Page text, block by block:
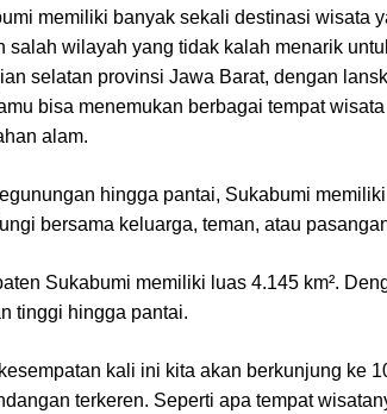
memiliki banyak sekali destinasi wisata
salah wilayah yang tidak kalah menarik
selatan provinsi Jawa Barat, dengan
bisa menemukan berbagai tempat
alam.
hingga pantai, Sukabumi
bersama keluarga, teman, atau
Sukabumi memiliki luas 4.145 km².
tinggi hingga pantai.
kali ini kita akan berkunjung ke
terkeren. Seperti apa tempat